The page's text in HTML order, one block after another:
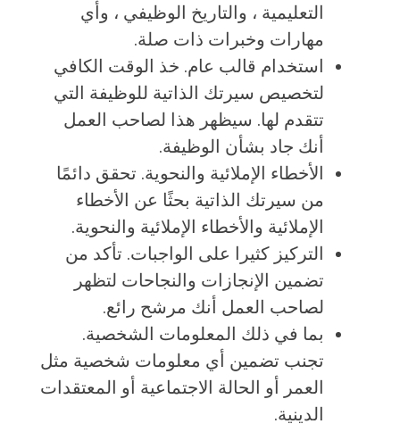
التعليمية ، والتاريخ الوظيفي ، وأي
مهارات وخبرات ذات صلة.
استخدام قالب عام. خذ الوقت الكافي
لتخصيص سيرتك الذاتية للوظيفة التي
تتقدم لها. سيظهر هذا لصاحب العمل
أنك جاد بشأن الوظيفة.
الأخطاء الإملائية والنحوية. تحقق دائمًا
من سيرتك الذاتية بحثًا عن الأخطاء
الإملائية والأخطاء الإملائية والنحوية.
التركيز كثيرا على الواجبات. تأكد من
تضمين الإنجازات والنجاحات لتظهر
لصاحب العمل أنك مرشح رائع.
بما في ذلك المعلومات الشخصية.
تجنب تضمين أي معلومات شخصية مثل
العمر أو الحالة الاجتماعية أو المعتقدات
الدينية.